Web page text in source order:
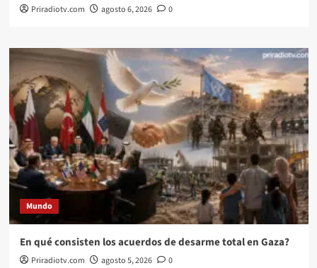
Priradiotv.com agosto 6, 2026 0
Mundo
En qué consisten los acuerdos de desarme total en Gaza?
Priradiotv.com agosto 5, 2026 0